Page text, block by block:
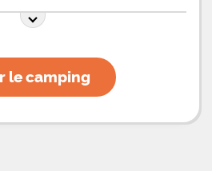
tranquillement dans des
de 2 ou 3 chambres,
et tous flanqués de terrasse
avec salon de jardin
également prendre place,
tentes et caravanes, sur
aussi des emplacements à
le camping